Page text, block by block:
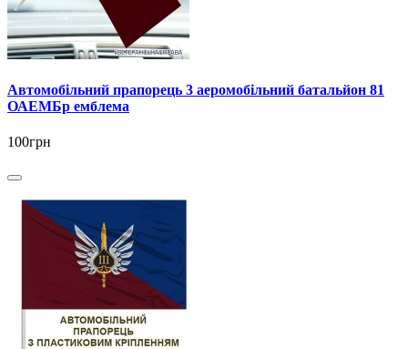
Автомобільний прапорець 3 аеромобільний батальйон 81
ОАЕМБр емблема
100грн